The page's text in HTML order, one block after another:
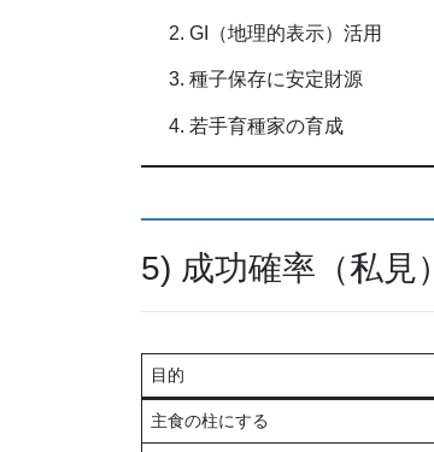
GI（地理的表示）活用
種子保存に安定財源
若手育種家の育成
5) 成功確率（私見）
目的
主食の柱にする